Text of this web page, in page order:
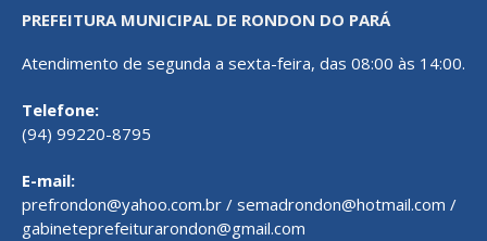
PREFEITURA MUNICIPAL DE RONDON DO PARÁ
Atendimento de segunda a sexta-feira, das 08:00 às 14:00.
Telefone:
(94) 99220-8795
E-mail:
prefrondon@yahoo.com.br / semadrondon@hotmail.com /
gabineteprefeiturarondon@gmail.com